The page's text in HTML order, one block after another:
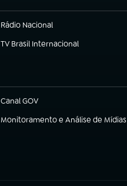
Rádio Nacional
TV Brasil Internacional
(abre em nova aba)
Canal GOV
(abre em nova aba)
Monitoramento e Análise de Mídias
(abre em nova aba)